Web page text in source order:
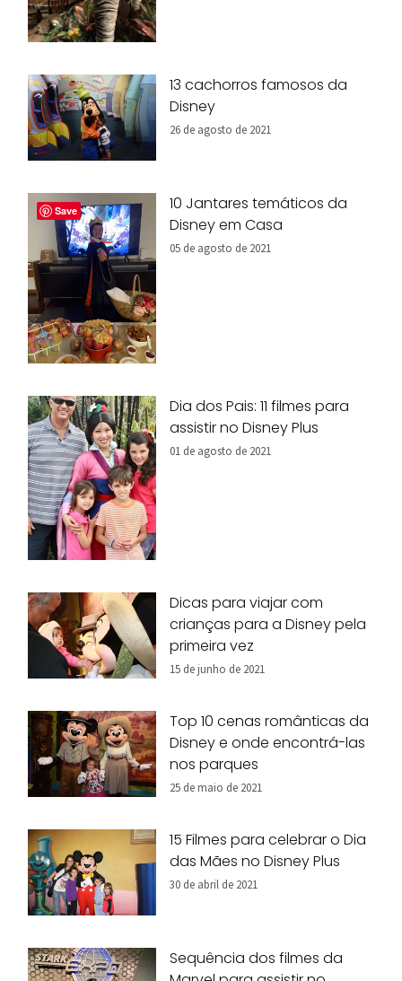
13 cachorros famosos da
Disney
26 de agosto de 2021
10 Jantares temáticos da
Disney em Casa
05 de agosto de 2021
Dia dos Pais: 11 filmes para
assistir no Disney Plus
01 de agosto de 2021
Dicas para viajar com
crianças para a Disney pela
primeira vez
15 de junho de 2021
Top 10 cenas românticas da
Disney e onde encontrá-las
nos parques
25 de maio de 2021
15 Filmes para celebrar o Dia
das Mães no Disney Plus
30 de abril de 2021
Sequência dos filmes da
Save